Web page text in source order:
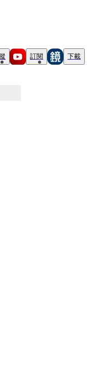
訂閱 下載